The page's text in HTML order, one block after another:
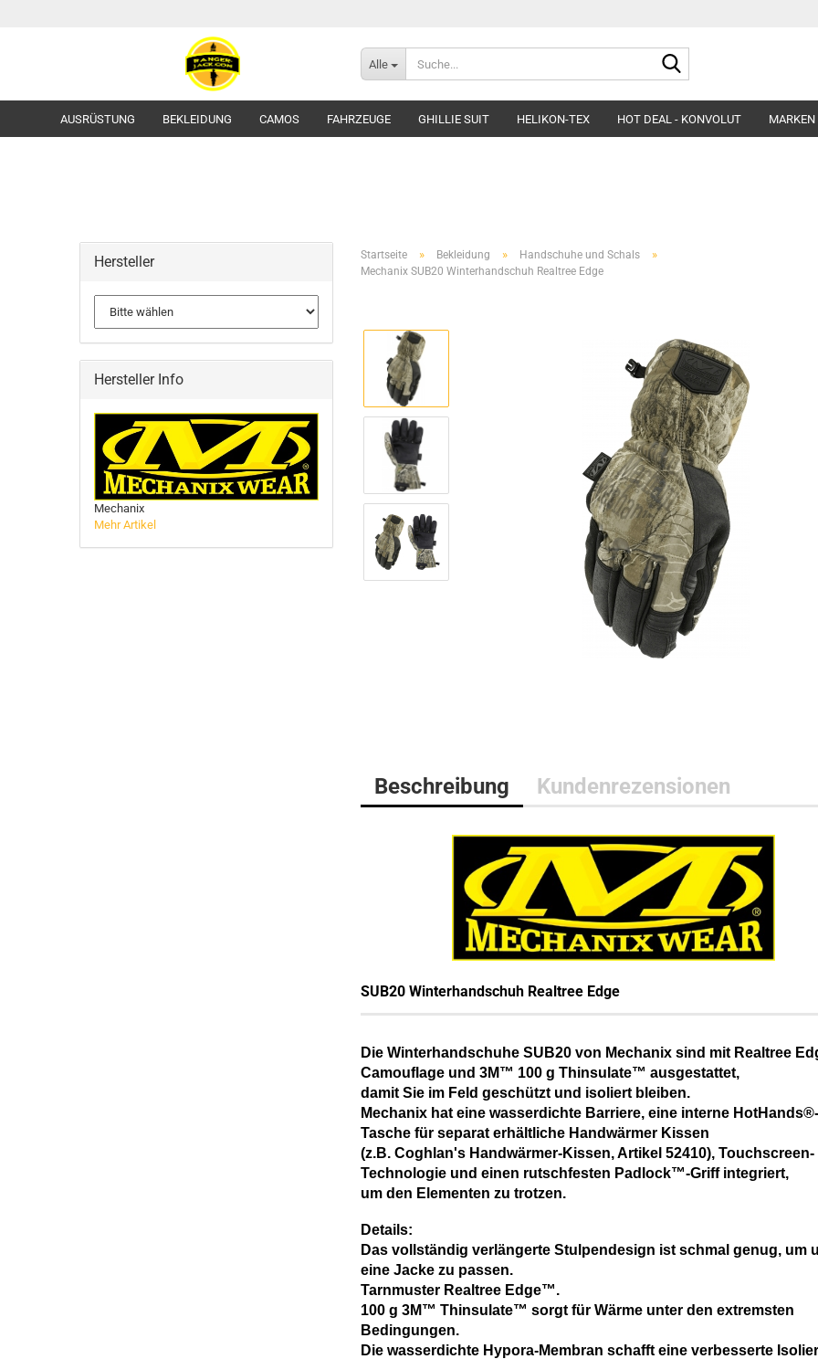
Alle
AUSRÜSTUNG BEKLEIDUNG
BELLEVILLE
DANNER Boots
LOWA
CAMOS
MULTICAM
US Army Abzeichen 2.
FAHRZEUGE GHILLIE SUIT HELIKON-TEX
Morakniv Knives
Uniforms
Womens´Line
Bushcraft Line
Pouches
Rucksäcke
Taschen
HOT DEAL - KONVOLUT MARKEN
Startseite » Bekleidung » Handschuhe und Schals »
Mechanix SUB20 Winterhandschuh Realtree Edge
Beschreibung Kundenrezensionen
SUB20 Winterhandschuh Realtree Edge
Die Winterhandschuhe SUB20 von Mechanix sind mit Realtree
Camouflage und 3M™ 100 g Thinsulate™ ausgestattet,
damit Sie im Feld geschützt und isoliert bleiben.
Mechanix hat eine wasserdichte Barriere, eine interne HotHands®-
Tasche für separat erhältliche Handwärmer Kissen
(z.B. Coghlan's Handwärmer-Kissen, Artikel 52410), Touchscreen-
Technologie und einen rutschfesten Padlock™-Griff integriert,
um den Elementen zu trotzen.
Details:
Das vollständig verlängerte Stulpendesign ist schmal genug, um
eine Jacke zu passen.
Tarnmuster Realtree Edge™.
100 g 3M™ Thinsulate™ sorgt für Wärme unter den extremsten
Bedingungen.
Die wasserdichte Hypora-Membran schafft eine verbesserte
Hersteller
Hersteller Info
Mechanix
Mehr Artikel